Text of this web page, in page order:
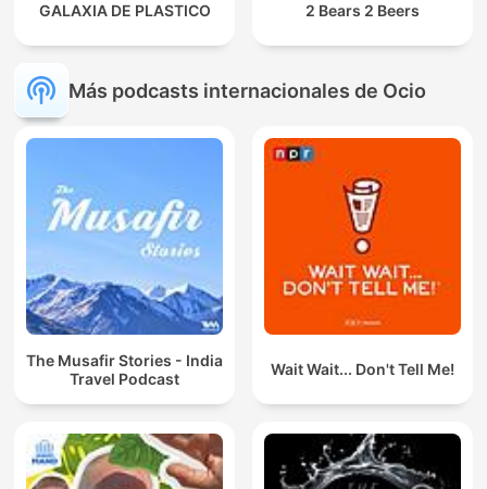
GALAXIA DE PLASTICO 2 Bears 2 Beers
Más podcasts internacionales de Ocio
The Musafir Stories - India
Travel Podcast
Wait Wait... Don't Tell Me!